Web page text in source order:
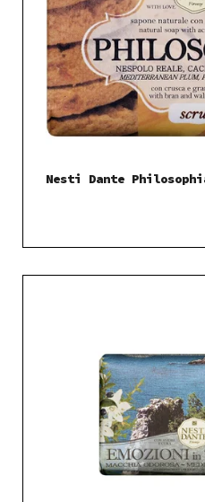
Nesti Dante